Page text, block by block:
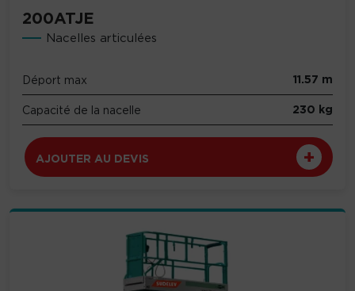
200ATJE
Nacelles articulées
Déport max 11.57 m
Capacité de la nacelle 230 kg
AJOUTER AU DEVIS